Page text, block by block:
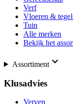
Verf
Vloeren &
Tuin
Alle merken
Bekijk het
Assortiment
Klusadvies
Verven